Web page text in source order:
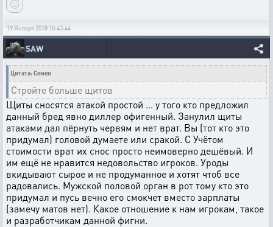
19 Января 2018 10:43:44
SAW
Цитата: Семен
Стройте больше щитов
Щиты сносятся атакой простой ... у того кто предложил
данный бред явно диллер офигенный. Занулил щиты
атаками дал пёрнуть червям и нет врат. Вы (тот кто это
придумал) головой думаете или сракой. С Учётом
стоимости врат их снос просто неимоверно дешёвый. И
им ещё не нравится недовольство игроков. Уроды
вкидывают сырое и не продуманное и хотят чтоб все
радовались. Мужской половой орган в рот тому кто это
придумал и пусь вечно его смокчет вместо зарплаты
(замечу матов нет). Какое отношение к нам игрокам, такое
и разработчикам данной фигни.